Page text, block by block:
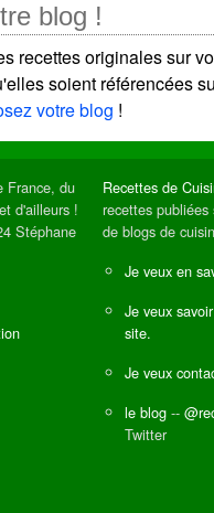
blog !
recettes originales sur
soient référencées
votre blog !
France, du
d'ailleurs !
Stéphane
Recettes de
recettes
de blogs de
Je veux en
Je veux
site.
Je veux
le blog --
Twitter